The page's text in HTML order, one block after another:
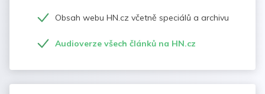
Obsah webu HN.cz včetně speciálů a archivu
Audioverze všech článků na HN.cz